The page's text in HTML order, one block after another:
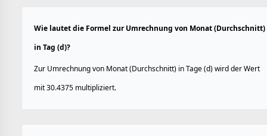
Wie lautet die Formel zur Umrechnung von Monat (Durchschnitt)
in Tag (d)?
Zur Umrechnung von Monat (Durchschnitt) in Tage (d) wird der Wert
mit 30.4375 multipliziert.